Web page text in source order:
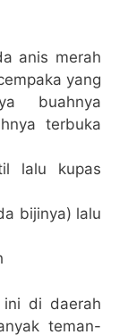
anis merah
yang
buahnya
terbuka
lalu kupas
bijinya) lalu
ini di daerah
teman-